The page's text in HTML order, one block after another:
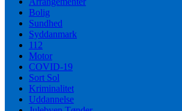
Bolig
Sundhed
Syddanmark
112
Motor
COVID-19
Sort Sol
Kriminalitet
Uddannelse